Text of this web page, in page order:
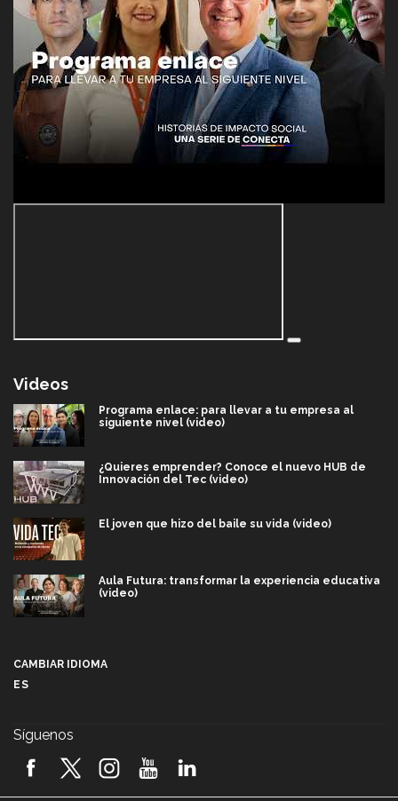
Videos
Programa enlace: para llevar a tu empresa al
siguiente nivel (video)
¿Quieres emprender? Conoce el nuevo HUB de
Innovación del Tec (video)
El joven que hizo del baile su vida (video)
Aula Futura: transformar la experiencia educativa
(video)
2026! (video)
CAMBIAR IDIOMA
ES
Síguenos